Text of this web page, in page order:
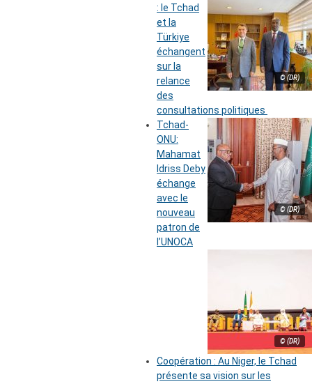
© (DR)
: le Tchad
et la
Türkiye
échangent
sur la
relance
des
consultations politiques
© (DR)
Tchad-
ONU:
Mahamat
Idriss Deby
échange
avec le
nouveau
patron de
l’UNOCA
© (DR)
Coopération : Au Niger, le Tchad
présente sa vision sur les